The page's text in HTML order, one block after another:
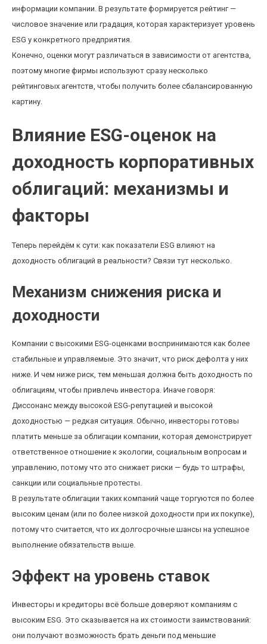
информации компании. В результате формируется рейтинг —
числовое значение или градация, которая характеризует уровень
ESG у конкретного предприятия.
Конечно, оценки могут различаться в зависимости от агентства,
поэтому многие фирмы используют сразу несколько
рейтинговых агентств, чтобы получить более сбалансированную
картину.
Влияние ESG-оценок на
доходность корпоративных
облигаций: механизмы и
факторы
Теперь перейдём к сути: как показатели ESG влияют на
доходность облигаций в реальности? Связи тут несколько.
Механизм снижения риска и
доходности
Компании с высокими ESG-оценками воспринимаются как более
стабильные и управляемые. Это значит, что риск дефолта у них
ниже. И чем ниже риск, тем меньшая должна быть доходность по
облигациям, чтобы привлечь инвестора. Иначе говоря:
Диссонанс между высокой ESG-репутацией и высокой
доходностью — редкая ситуация. Обычно, инвесторы готовы
платить меньше за облигации компании, которая демонстрирует
ответственное отношение к экологии, социальным вопросам и
управлению, потому что это снижает риски — будь то штрафы,
санкции или социальные протесты.
В результате облигации таких компаний чаще торгуются по более
высоким ценам (или по более низкой доходности при их покупке),
потому что считается, что их долгосрочные шансы на успешное
выполнение обязательств выше.
Эффект на уровень ставок
Инвесторы и кредиторы всё больше доверяют компаниям с
высоким ESG. Это сказывается на их стоимости заимствований:
они получают возможность брать деньги под меньшие